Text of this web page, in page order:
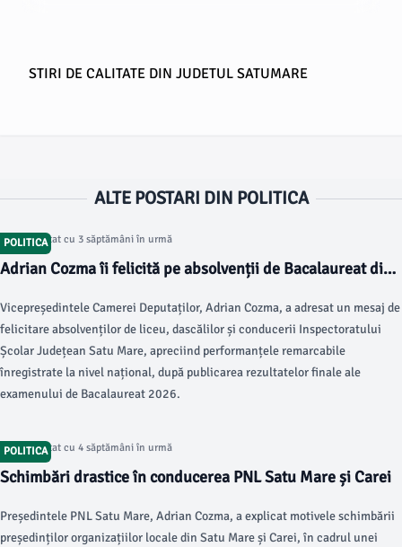
STIRI DE CALITATE DIN JUDETUL SATUMARE
ALTE POSTARI DIN POLITICA
POLITICA
Articol postat cu 3 săptămâni în urmă
Adrian Cozma îi felicită pe absolvenții de Bacalaureat din
Vicepreședintele Camerei Deputaților, Adrian Cozma, a adresat un mesaj de
felicitare absolvenților de liceu, dascălilor și conducerii Inspectoratului
Școlar Județean Satu Mare, apreciind performanțele remarcabile
înregistrate la nivel național, după publicarea rezultatelor finale ale
examenului de Bacalaureat 2026.
POLITICA
Articol postat cu 4 săptămâni în urmă
Schimbări drastice în conducerea PNL Satu Mare și Carei
Președintele PNL Satu Mare, Adrian Cozma, a explicat motivele schimbării
președinților organizațiilor locale din Satu Mare și Carei, în cadrul unei